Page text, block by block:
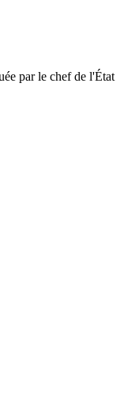
par le chef de l'État